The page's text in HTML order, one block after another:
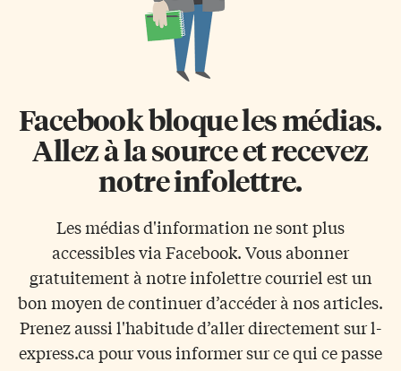
Facebook bloque les médias.
Allez à la source et recevez
notre infolettre.
Les médias d'information ne sont plus
accessibles via Facebook. Vous abonner
gratuitement à notre infolettre courriel est un
bon moyen de continuer d’accéder à nos articles.
Prenez aussi l'habitude d’aller directement sur l-
express.ca pour vous informer sur ce qui ce passe